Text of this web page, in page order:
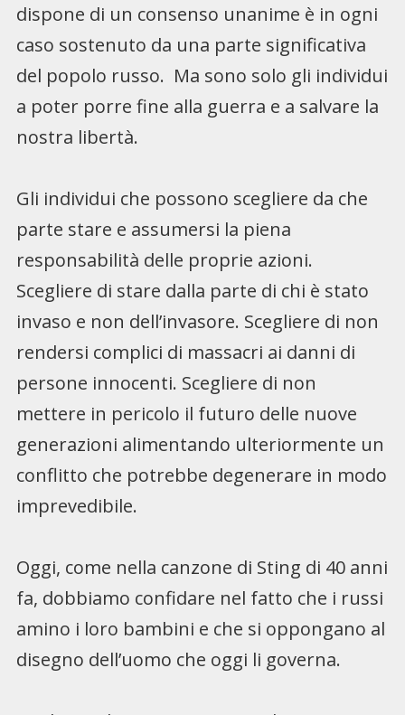
dispone di un consenso unanime è in ogni
caso sostenuto da una parte significativa
del popolo russo. Ma sono solo gli individui
a poter porre fine alla guerra e a salvare la
nostra libertà.
Gli individui che possono scegliere da che
parte stare e assumersi la piena
responsabilità delle proprie azioni.
Scegliere di stare dalla parte di chi è stato
invaso e non dell’invasore. Scegliere di non
rendersi complici di massacri ai danni di
persone innocenti. Scegliere di non
mettere in pericolo il futuro delle nuove
generazioni alimentando ulteriormente un
conflitto che potrebbe degenerare in modo
imprevedibile.
Oggi, come nella canzone di Sting di 40 anni
fa, dobbiamo confidare nel fatto che i russi
amino i loro bambini e che si oppongano al
disegno dell’uomo che oggi li governa.